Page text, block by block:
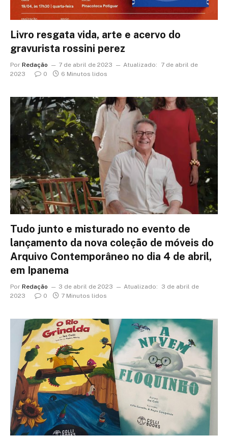
Livro resgata vida, arte e acervo do
gravurista rossini perez
Por Redação 7 de abril de 2023 Atualizado:
7 de abril de
2023
0 6 Minutos lidos
Tudo junto e misturado no evento de
lançamento da nova coleção de móveis do
Arquivo Contemporâneo no dia 4 de abril,
em Ipanema
Por Redação 3 de abril de 2023 Atualizado:
3 de abril de
2023
0 7 Minutos lidos